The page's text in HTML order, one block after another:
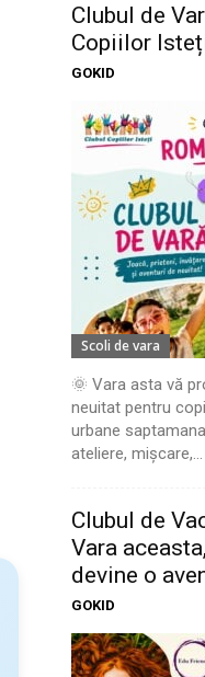
Clubul de
Copiilor
GOKID
Scoli de vara
🌞 Vara asta vă
neuitat pentru
urbane
ateliere, mișcare,...
Clubul de
Vara
devine o
GOKID